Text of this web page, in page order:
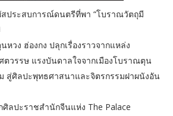
ประสบการณ์ดนตรีที่พา “โบราณวัตถุมี
วง ฮ่องกง ปลุกเรื่องราวจากแหล่ง
วรรษ แรงบันดาลใจจากเมืองโบราณตุน
สู่ศิลปะพุทธศาสนาและจิตรกรรมฝาผนังอัน
ลปะราชสำนักจีนแห่ง The Palace